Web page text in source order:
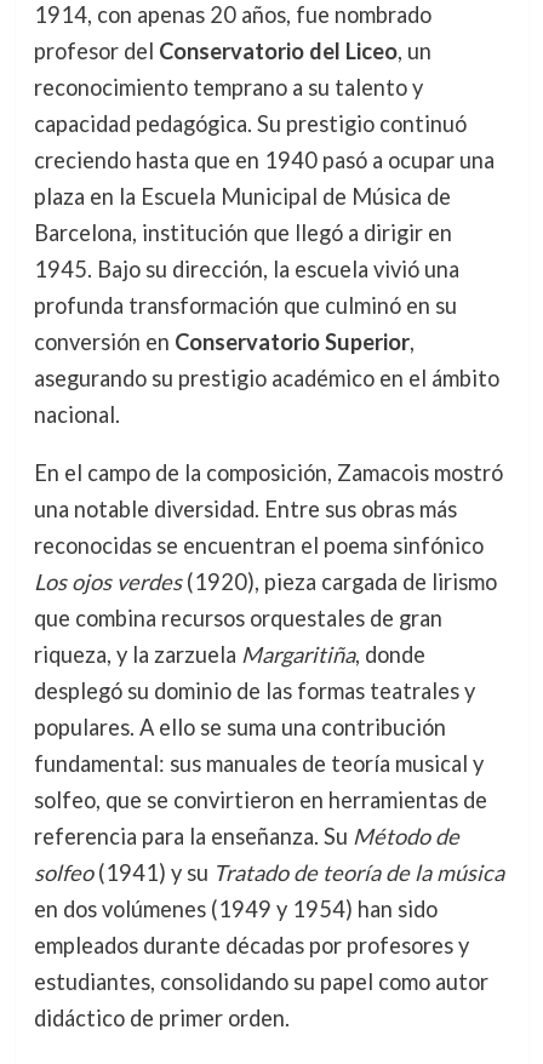
1914, con apenas 20 años, fue nombrado
profesor del Conservatorio del Liceo, un
reconocimiento temprano a su talento y
capacidad pedagógica. Su prestigio continuó
creciendo hasta que en 1940 pasó a ocupar una
plaza en la Escuela Municipal de Música de
Barcelona, institución que llegó a dirigir en
1945. Bajo su dirección, la escuela vivió una
profunda transformación que culminó en su
conversión en Conservatorio Superior,
asegurando su prestigio académico en el ámbito
nacional.
En el campo de la composición, Zamacois mostró
una notable diversidad. Entre sus obras más
reconocidas se encuentran el poema sinfónico
Los ojos verdes(1920), pieza cargada de lirismo
que combina recursos orquestales de gran
riqueza, y la zarzuela Margaritiña, donde
desplegó su dominio de las formas teatrales y
populares. A ello se suma una contribución
fundamental: sus manuales de teoría musical y
solfeo, que se convirtieron en herramientas de
referencia para la enseñanza. Su Método de
solfeo(1941) y su Tratado de teoría de la música
en dos volúmenes (1949 y 1954) han sido
empleados durante décadas por profesores y
estudiantes, consolidando su papel como autor
didáctico de primer orden.